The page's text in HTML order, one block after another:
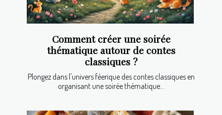
Comment créer une soirée
thématique autour de contes
classiques ?
Plongez dans l'univers féerique des contes classiques en
organisant une soirée thématique...